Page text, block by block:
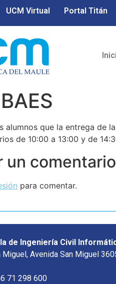
UCM Virtual Portal Titán
alumnos que la entrega de
de 10:00 a 13:00 y de
un comentario
para comentar.
de Ingeniería Civil
Miguel, Avenida San Miguel
71 298 600